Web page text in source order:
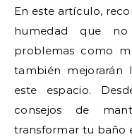
En este artículo,
humedad que
problemas como
también mejorarán
este espacio.
consejos de
transformar tu baño